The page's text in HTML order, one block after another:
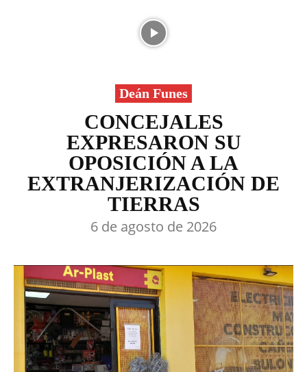
Deán Funes
CONCEJALES
EXPRESARON SU
OPOSICIÓN A LA
EXTRANJERIZACIÓN DE
TIERRAS
6 de agosto de 2026